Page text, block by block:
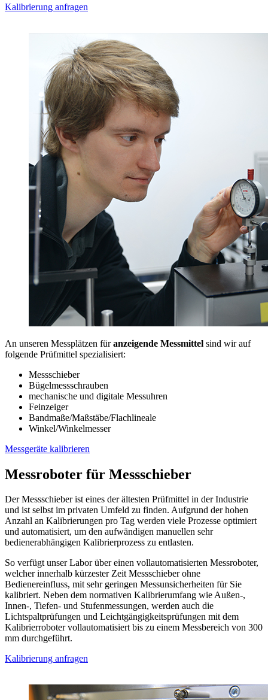
Kalibrierung anfragen
An unseren Messplätzen füranzeigende Messmittel sind wir auf
folgende Prüfmittel spezialisiert:
Messschieber
Bügelmessschrauben
mechanische und digitale Messuhren
Feinzeiger
Bandmaße/Maßstäbe/Flachlineale
Winkel/Winkelmesser
Messgeräte kalibrieren
Messroboter für Messschieber
Der Messschieber ist eines der ältesten Prüfmittel in der Industrie
und ist selbst im privaten Umfeld zu finden. Aufgrund der hohen
Anzahl an Kalibrierungen pro Tag werden viele Prozesse optimiert
und automatisiert, um den aufwändigen manuellen sehr
bedienerabhängigen Kalibrierprozess zu entlasten.
So verfügt unser Labor über einen vollautomatisierten Messroboter,
welcher innerhalb kürzester Zeit Messschieber ohne
Bedienereinfluss, mit sehr geringen Messunsicherheiten für Sie
kalibriert. Neben dem normativen Kalibrierumfang wie Außen-,
Innen-, Tiefen- und Stufenmessungen, werden auch die
Lichtspaltprüfungen und Leichtgängigkeitsprüfungen mit dem
Kalibrierroboter vollautomatisiert bis zu einem Messbereich von 300
mm durchgeführt.
Kalibrierung anfragen